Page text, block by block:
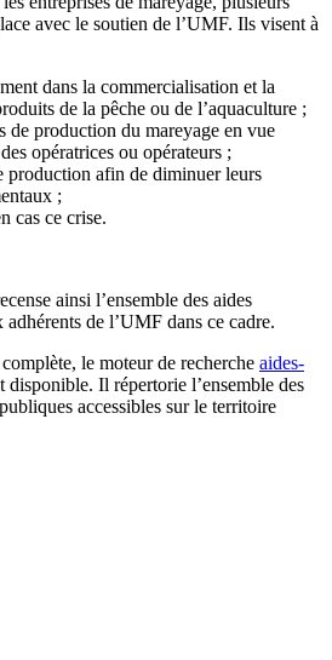
avec le soutien de l’UMF. Ils visent à
dans la commercialisation et la
de la pêche ou de l’aquaculture ;
de production du mareyage en vue
opératrices ou opérateurs ;
production afin de diminuer leurs
;
cas ce crise.
ainsi l’ensemble des aides
adhérents de l’UMF dans ce cadre.
le moteur de recherche aides-
disponible. Il répertorie l’ensemble des
accessibles sur le territoire